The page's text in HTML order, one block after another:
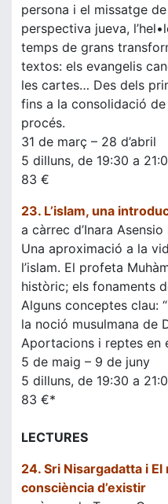
persona i el missatge
perspectiva jueva,
temps de grans
textos: els evangelis
les cartes… Des dels
fins a la consolidació de
procés.
31 de març – 28 d’abril
5 dilluns, de 19:30 a
83 €
23. L’islam, una
a càrrec d’Inara
Una aproximació a la
l’islam. El profeta
històric; els fonaments
Alguns conceptes clau:
la noció musulmana de
Aportacions i reptes en
5 de maig – 9 de juny
5 dilluns, de 19:30 a
83 €*
LECTURES
24. Sri Nisargadatta i
consciència d’existir